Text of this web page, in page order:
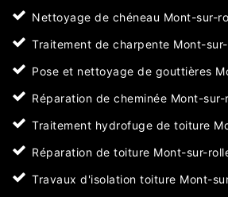
Nettoyage de chéneau Mont-sur-
Traitement de charpente Mont-
Pose et nettoyage de gouttières
Réparation de cheminée Mont-sur-
Traitement hydrofuge de toiture
Réparation de toiture Mont-sur-
Travaux d'isolation toiture Mont-